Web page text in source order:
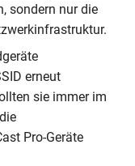
sondern nur die
erneut
sie immer im
Pro-Geräte